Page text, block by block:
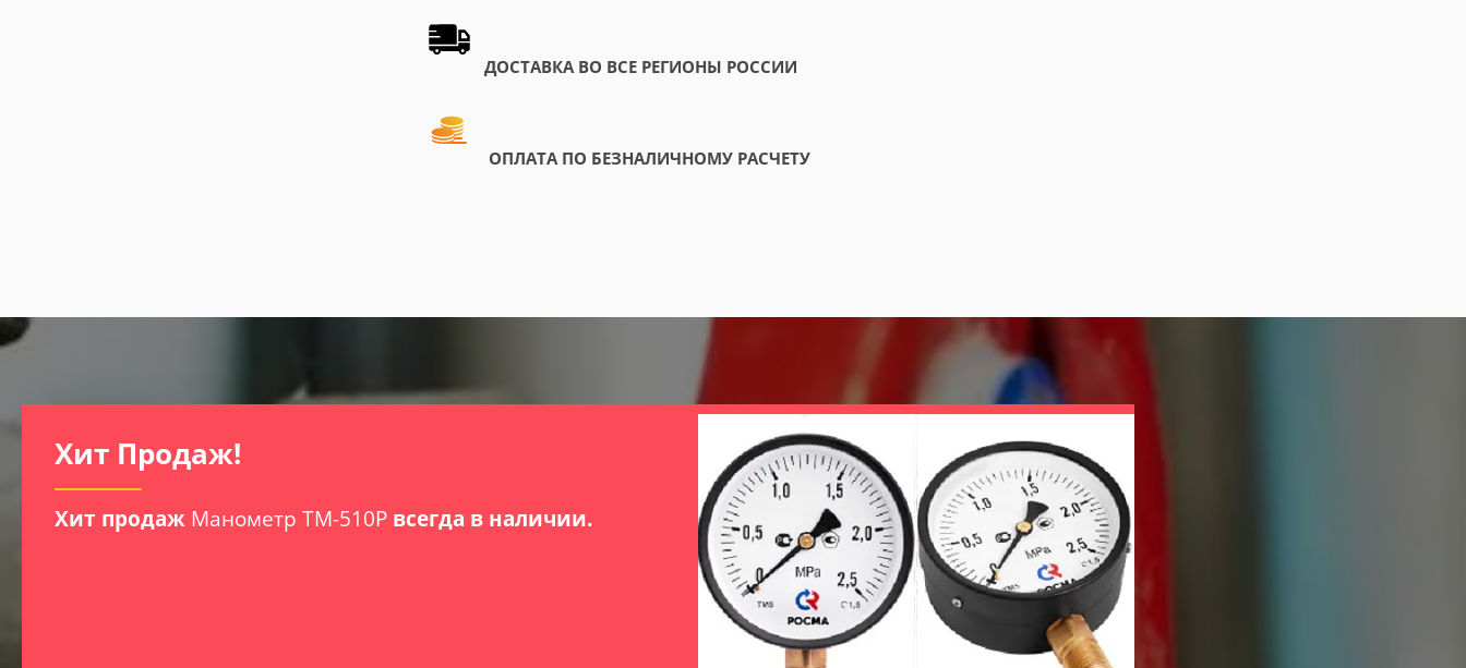
ДОСТАВКА ВО ВСЕ РЕГИОНЫ РОССИИ
ОПЛАТА ПО БЕЗНАЛИЧНОМУ РАСЧЕТУ
Хит Продаж!
Хит продаж Манометр ТМ-510Р всегда в наличии.